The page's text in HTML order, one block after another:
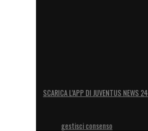
SCARICA L’APP DI JUVENTUS NEWS 24
gestisci consenso